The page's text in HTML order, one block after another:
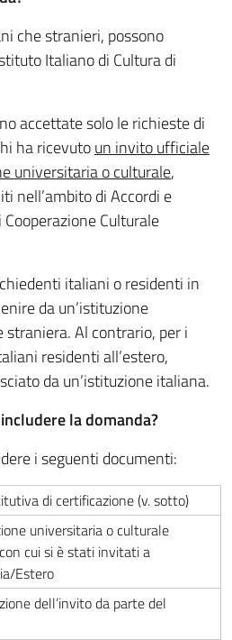
che stranieri, possono
Italiano di Cultura di
accettate solo le richieste di
ha ricevutoun invito ufficiale
universitaria o culturale,
nell’ambito di Accordi e
Culturale
italiani o residenti in
da un’istituzione
Al contrario, per i
residenti all’estero,
da un’istituzione italiana.
la domanda?
i seguenti documenti:
di certificazione (v. sotto)
universitaria o culturale
cui si è stati invitati a
Estero
dell’invito da parte del